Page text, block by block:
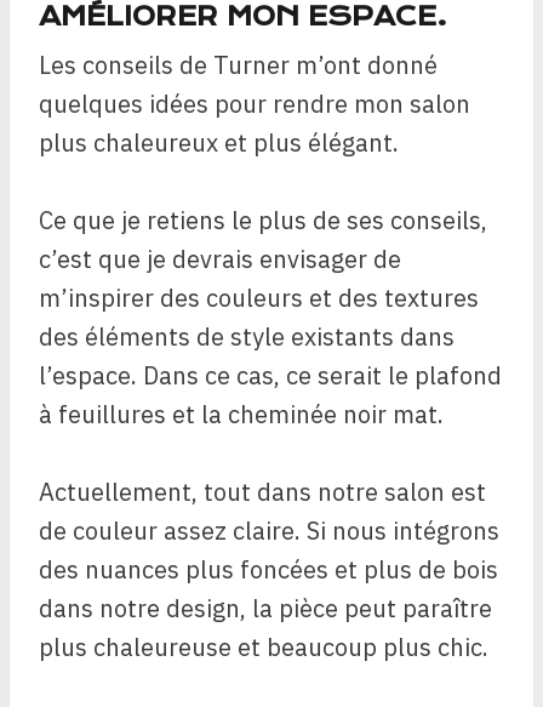
AMÉLIORER MON ESPACE.
Les conseils de Turner m’ont donné
quelques idées pour rendre mon salon
plus chaleureux et plus élégant.
Ce que je retiens le plus de ses conseils,
c’est que je devrais envisager de
m’inspirer des couleurs et des textures
des éléments de style existants dans
l’espace. Dans ce cas, ce serait le plafond
à feuillures et la cheminée noir mat.
Actuellement, tout dans notre salon est
de couleur assez claire. Si nous intégrons
des nuances plus foncées et plus de bois
dans notre design, la pièce peut paraître
plus chaleureuse et beaucoup plus chic.